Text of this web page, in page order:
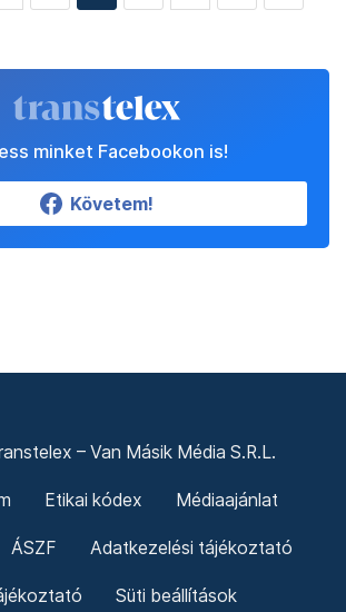
minket Facebookon is!
Követem!
– Van Másik Média S.R.L.
Etikai kódex Médiaajánlat
ÁSZF Adatkezelési tájékoztató
Süti beállítások